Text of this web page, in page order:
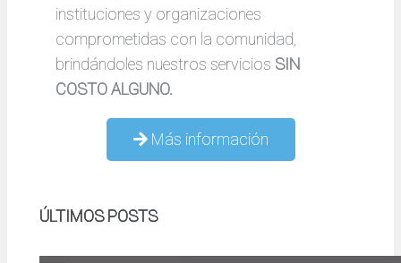
instituciones y organizaciones
comprometidas con la comunidad,
brindándoles nuestros servicios SIN
COSTO ALGUNO.
Más información
ÚLTIMOS POSTS